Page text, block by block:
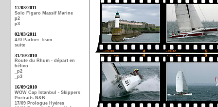
17/03/2011
Solo Figaro Massif Marine
p2
p3
02/03/2011
470 Partner Team
suite
31/10/2010
Route du Rhum - départ en
hélico
_p2
_p3
16/09/2010
WOW Cap Istanbul - Skippers
Portraits N&B
17/09 Prologue Hyères